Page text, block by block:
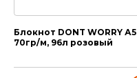
Блокнот DONT WORRY А5
70гр/м, 96л розовый